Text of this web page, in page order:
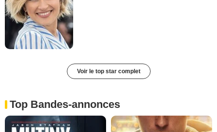
Voir le top star complet
Top Bandes-annonces